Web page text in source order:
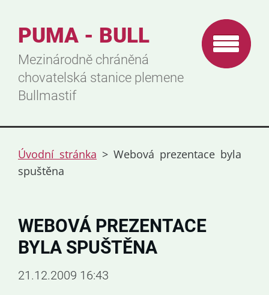
PUMA - BULL
Mezinárodně chráněná
chovatelská stanice plemene
Bullmastif
Úvodní stránka > Webová prezentace byla
spuštěna
WEBOVÁ PREZENTACE
BYLA SPUŠTĚNA
21.12.2009 16:43